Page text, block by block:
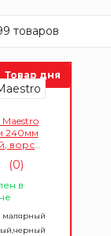
товаров
Товар дня
240мм
ворс
(0)
в
малярный